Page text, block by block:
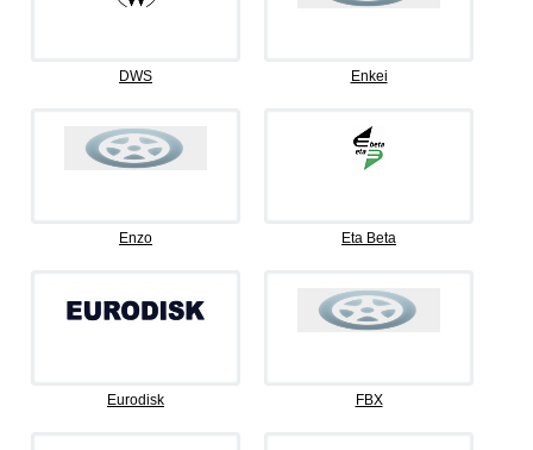
DWS Enkei
Enzo Eta Beta
Eurodisk FBX